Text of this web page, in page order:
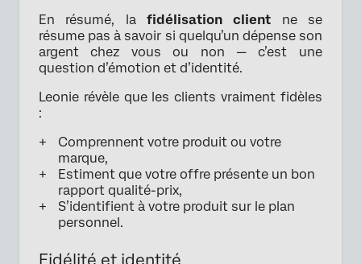
En résumé, lafidélisation client ne se
résume pas à savoir si quelqu’un dépense son
argent chez vous ou non — c’est une
question d’émotion et d’identité.
Leonie révèle que les clients vraiment fidèles
:
Comprennent votre produit ou votre
marque,
Estiment que votre offre présente un bon
rapport qualité-prix,
S’identifient à votre produit sur le plan
personnel.
Fidélité et identité